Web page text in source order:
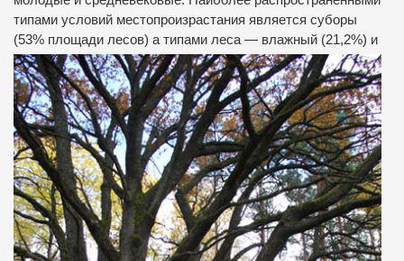
типами условий местопроизрастания является суборы
(53% площади лесов) а типами леса — влажный (21,2%) и